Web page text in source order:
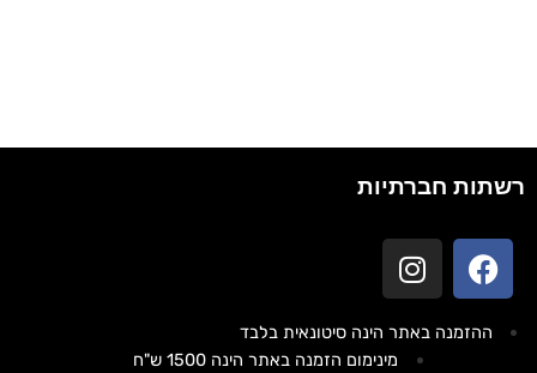
רשתות חברתיות
ההזמנה באתר הינה סיטונאית בלבד
מינימום הזמנה באתר הינה 1500 ש"ח